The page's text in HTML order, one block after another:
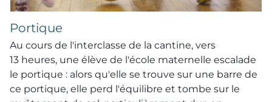
Portique
Au cours de l'interclasse de la cantine, vers
13 heures, une élève de l'école maternelle escalade
le portique : alors qu'elle se trouve sur une barre de
ce portique, elle perd l'équilibre et tombe sur le